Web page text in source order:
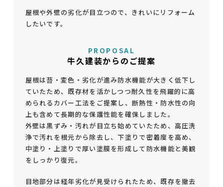
屋根や外壁の劣化が目立つので、きれいにリフォーム
したいです。
PROPOSAL
牛久建装からのご提案
屋根は苔・変色・劣化が進み防水機能が大きく低下し
ていたため、既存材を活かしつつ耐久性を飛躍的に高
められるカバー工法をご提案し、断熱性・防水性の向
上も含めて長期的な保護性能を確保しました。
外壁は黒ずみ・汚れが目立ち始めていたため、高圧洗
浄で汚れを根元から除去し、下塗りで密着度を高め、
中塗り・上塗りで厚い塗膜を形成して防水機能と美観
をしっかり復元。
目地部分は経年劣化が見受けられたため、既存を撤去